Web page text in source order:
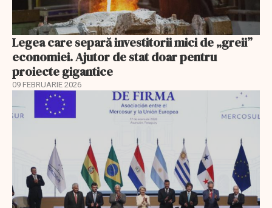
Legea care separă investitorii mici de „greii”
economiei. Ajutor de stat doar pentru
proiecte gigantice
09 FEBRUARIE 2026